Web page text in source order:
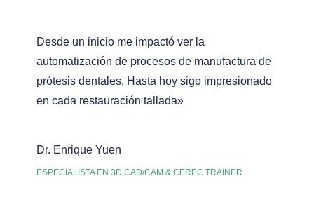
Desde un inicio me impactó ver la
automatización de procesos de manufactura de
prótesis dentales. Hasta hoy sigo impresionado
en cada restauración tallada»
Dr. Enrique Yuen
ESPECIALISTA EN 3D CAD/CAM & CEREC TRAINER